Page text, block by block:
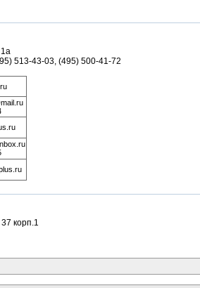
513-43-03, (495) 500-41-72
корп.1